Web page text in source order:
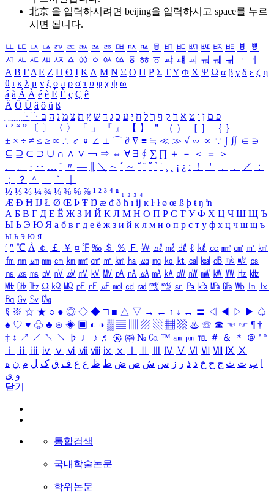
北京 을 입력하시려면 beijing을 입력하시고 space를 누르
시면 됩니다.
ㅥ ㅦ ㅧ ㅨ ㅩ ㅪ ㅫ ㅬ ㅭ ㅮ ㅯ ㅰ ㅱ ㅲ ㅳ ㅴ ㅵ ㅶ ㅷ ㅸ
ㅹ
ㅺ ㅻ ㅼ ㅽ ㅾ ㅿ ㆀ ㆁ ㆂ ㆃ ㆄ ㆅ ㆆ ㆇ ㆈ ㆉ ㆊ ㆋ ㆌ ㆍ
ㆎ
Α Β ΓΔ Ε Ζ Η Θ Ι ΚΛ Μ Ν Ξ Ο Π Ρ Σ ΤΥ Φ Χ Ψ Ω α β γ δ ε ζ η
θ ι κ λ μ ν ξ ο π ρ σ τ υ φ χ ψ ω
á à Á À é è É È ç Ç ê
Ä Ö Ü ä ö ü ß
ִֶֹ ֻּ ׁׂ פ ם ן ו ט א ר ק ף ך ל ח י ע כ ג ד ש ץ ת צ מ נ ה ב
‘ ’ “ ” 〔 〕 〈 〉 「 」 『 』 【 】 ＂ （ ） ［ ］ ｛ ｝
± × ÷ ≠ ≤ ≥ ∞ ∴ ♂ ♀ ∠ ⊥ ⌒ ∂ ∇ ≡ ≒ ≪ ≫ √ ∽ ∝ ∵ ∫ ∬ ∈ ∋
⊆ ⊇ ⊂ ⊃ ∪ ∩ ∧ ∨ ￢ ⇒ ⇔ ∀ ∃ ∮ ∑ ∏ ＋ － ＜ ＝
＞
、
。 · ‥ … ¨ 〃 ― ＼ ∼ ´ ～ ˇ ˘ ˝ ˚ ˙ ¸ ¡ ¿ ː ！ ＇ ， ． ／
：
；
？ ＾ ｀
½ ⅓ ⅔ ¼ ¾ ⅛ ⅜ ⅝ ⅞ ¹ ² ³ ⁴ ⁿ ₁ ₂ ₃ ₄
Æ Ð Ħ Ĳ Ł Ø Œ Þ Ŧ Ŋ æ đ ð ħ ı ĳ ĸ ŀ ł ø œ ß þ ŧ ŋ ŉ
А Б В Г Д Е Ё Ж З И Й К Л М Н О П Р С Т У Ф Х Ц Ч Ш Щ Ъ
Ы Ь Э Ю Я а б в г д е ё ж з и й к л м н о п р с т у ф х ц ч ш щ ъ
ы ь э ю я
′ ″ ℃ Å ￠ ￡ ￥ ¤ ℉ ‰ ＄ ％ Ｆ ￦ ㎕ ㎖ ㎗ ℓ ㎘ ㏄ ㎣ ㎤ ㎥ ㎦
㎙ ㎚ ㎛ ㎜ ㎝ ㎞ ㎟ ㎠ ㎡ ㎢ ㏊ ㎍ ㎎ ㎏ ㏏ ㎈ ㎉ ㏈ ㎧ ㎨ ㎰
㎱ ㎲ ㎳ ㎴ ㎵ ㎶ ㎷ ㎸ ㎹ ㎀ ㎁ ㎂ ㎃ ㎄ ㎺ ㎻ ㎽ ㎾ ㎿ ㎐ ㎑
㎒ ㎓ ㎔ Ω ㏀ ㏁ ㎊ ㎋ ㎌ ㏖ ㏅ ㎭ ㎮ ㎯ ㏛ ㎩ ㎪ ㎫ ㎬ ㏝ ㏐
㏓
㏃ ㏉ ㏜ ㏆
§ ※ ☆ ★ ○ ● ◎ ◇ ◆ □ ■ △ ▽ → ← ↑ ↓ ↔ 〓 ◁ ◀ ▷ ▶ ♤
♠ ♡ ♥ ♧ ♣ ⊙ ◈ ▣ ◐ ◑ ▒ ▤ ▨ ▧ ▦ ▩ ♨ ☏ ☎ ☜ ☞ ¶ †
‡ ↕ ↗ ↙ ↖ ↘ ♭ ♩ ♪ ♬ ㉿ ㈜ № ㏇ ™ ㏂ ㏘ ℡ ＃ ＆ ＊ ＠ ª º
ⅰ
ⅱ ⅲ ⅳ ⅴ ⅵ ⅶ ⅷ ⅸ ⅹ Ⅳ Ⅴ Ⅵ Ⅶ Ⅷ Ⅸ Ⅹ
ب ت ث ج ح خ د ذ ر ز س ش ص ض ط ظ ع غ ف ق ک ل م ن ه
و ی
닫기
통합검색
국내학술논문
학위논문